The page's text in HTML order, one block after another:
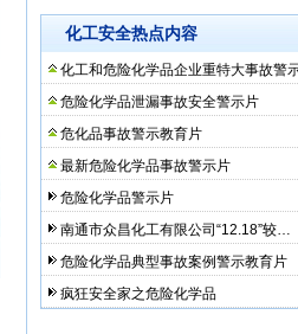
化工安全热点内容
化工和危险化学品企业重特大事故警
危险化学品泄漏事故安全警示片
危化品事故警示教育片
最新危险化学品事故警示片
危险化学品警示片
南通市众昌化工有限公司“12.18”较…
危险化学品典型事故案例警示教育片
疯狂安全家之危险化学品